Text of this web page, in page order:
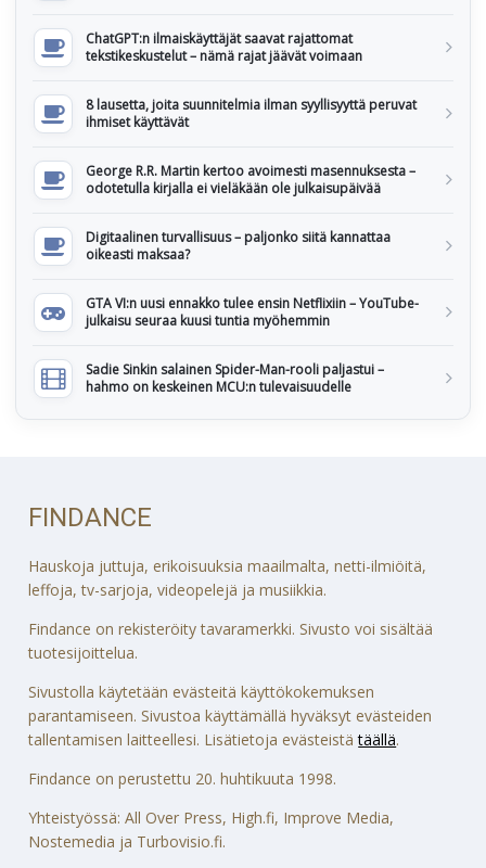
ChatGPT:n ilmaiskäyttäjät saavat rajattomat
tekstikeskustelut – nämä rajat jäävät voimaan
8 lausetta, joita suunnitelmia ilman syyllisyyttä peruvat
ihmiset käyttävät
George R.R. Martin kertoo avoimesti masennuksesta –
odotetulla kirjalla ei vieläkään ole julkaisupäivää
Digitaalinen turvallisuus – paljonko siitä kannattaa
oikeasti maksaa?
GTA VI:n uusi ennakko tulee ensin Netflixiin – YouTube-
julkaisu seuraa kuusi tuntia myöhemmin
Sadie Sinkin salainen Spider-Man-rooli paljastui –
hahmo on keskeinen MCU:n tulevaisuudelle
FINDANCE
Hauskoja juttuja, erikoisuuksia maailmalta, netti-ilmiöitä,
leffoja, tv-sarjoja, videopelejä ja musiikkia.
Findance on rekisteröity tavaramerkki. Sivusto voi sisältää
tuotesijoittelua.
Sivustolla käytetään evästeitä käyttökokemuksen
parantamiseen. Sivustoa käyttämällä hyväksyt evästeiden
tallentamisen laitteellesi. Lisätietoja evästeistätäällä.
Findance on perustettu 20. huhtikuuta 1998.
Yhteistyössä: All Over Press, High.fi, Improve Media,
Nostemedia ja Turbovisio.fi.